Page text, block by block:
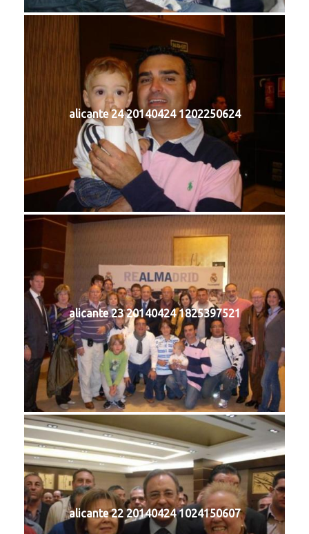
alicante 24 20140424 1202250624
alicante 23 20140424 1825397521
alicante 22 20140424 1024150607